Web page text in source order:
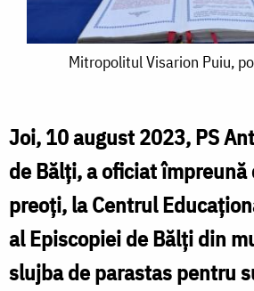
Mitropolitul
Puiu,
pomenit
la
Bălţi
Mitropolitul Visarion Puiu,
Joi, 10 august 2023, PS
de Bălţi, a oficiat împreună
preoți, la Centrul
al Episcopiei de Bălți din
slujba de parastas pentru